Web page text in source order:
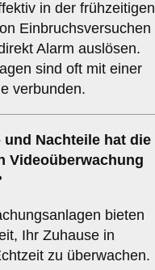
in der frühzeitigen
Einbruchsversuchen
Alarm auslösen.
sind oft mit einer
verbunden.
und Nachteile hat die
Videoüberwachung
bieten
Ihr Zuhause in
zu überwachen.